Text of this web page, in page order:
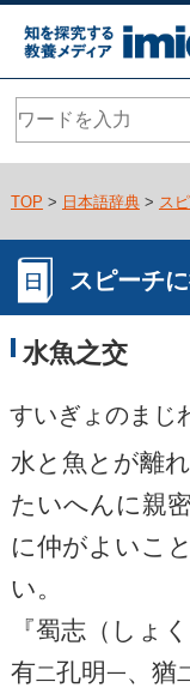
TOP > 日本語辞典> ス
スピーチ
水魚之交
すいぎょのまじ
水と魚とが離
たいへんに親
に仲がよいこ
い。
『蜀志（しょ
有二孔明一、猶